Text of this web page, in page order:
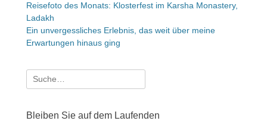
Reisefoto des Monats: Klosterfest im Karsha Monastery,
Ladakh
Ein unvergessliches Erlebnis, das weit über meine
Erwartungen hinaus ging
Suche
nach:
Bleiben Sie auf dem Laufenden